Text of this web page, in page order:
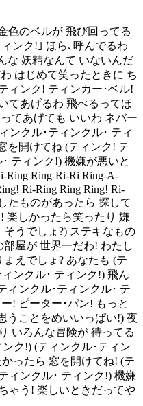
色のベルが 飛び回ってる
ンク!｣ ほら､呼んでるわ
な 妖精なんて いないんだ
はじめて笑ったときに ち
ィンク! ティンカー･ベル!
てあげるわ 飛べるってほ
てあげても いいわ ネバー
ンクル･ティンクル･ ティ
を開けてね (ティンク! テ
ティンク!) 機嫌が悪いと
Ring Ring-Ri-Ri Ring-A-
Ri-Ring Ring Ring! Ri-
たものがあったら 探して
楽しかったら笑ったり 嫌
うでしょ?) ステキなもの
屋が 世界一だわ! わたし
えでしょ? あなたも (テ
ンクル･ ティンク!) 飛ん
ィンクル･ティンクル･ テ
! ピーター･パン! もっと
うことをめいいっぱい!) 夜
いろんな冒険が 待ってる
ク!) (ティンクル･ティン
ったら 窓を開けてね! (テ
ィンクル･ ティンク!) 機嫌
ゃう! 楽しいときだってや